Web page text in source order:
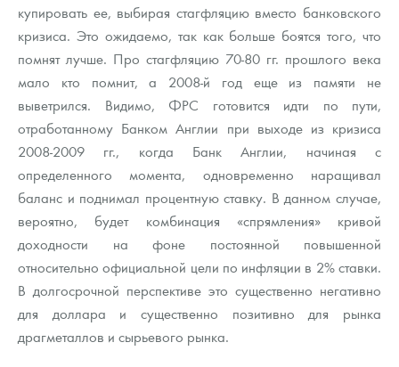
купировать ее, выбирая стагфляцию вместо банковского
кризиса. Это ожидаемо, так как больше боятся того, что
помнят лучше. Про стагфляцию 70-80 гг. прошлого века
мало кто помнит, а 2008-й год еще из памяти не
выветрился. Видимо, ФРС готовится идти по пути,
отработанному Банком Англии при выходе из кризиса
2008-2009 гг., когда Банк Англии, начиная с
определенного момента, одновременно наращивал
баланс и поднимал процентную ставку. В данном случае,
вероятно, будет комбинация «спрямления» кривой
доходности на фоне постоянной повышенной
относительно официальной цели по инфляции в 2% ставки.
В долгосрочной перспективе это существенно негативно
для доллара и существенно позитивно для рынка
драгметаллов и сырьевого рынка.